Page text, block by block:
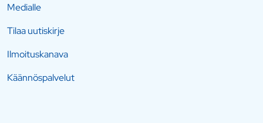
Medialle
Tilaa uutiskirje
Ilmoituskanava
Käännöspalvelut